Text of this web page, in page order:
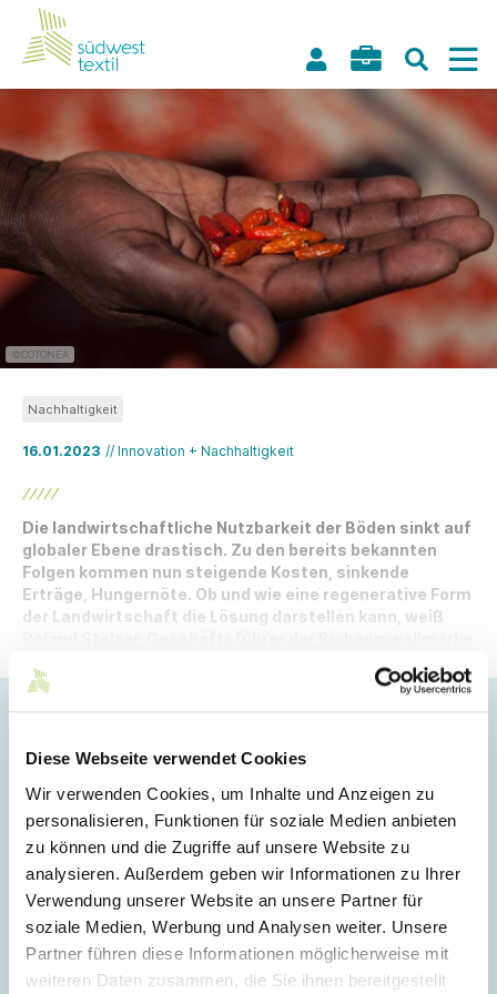
Diese Webseite verwendet Cookies
Wir verwenden Cookies, um Inhalte und Anzeigen zu
personalisieren, Funktionen für soziale Medien anbieten
zu können und die Zugriffe auf unsere Website zu
analysieren. Außerdem geben wir Informationen zu Ihrer
Verwendung unserer Website an unsere Partner für
soziale Medien, Werbung und Analysen weiter. Unsere
Partner führen diese Informationen möglicherweise mit
weiteren Daten zusammen, die Sie ihnen bereitgestellt
©COTONEA
16.01.2023 // Innovation + Nachhaltigkeit
Nachhaltigkeit
Die landwirtschaftliche Nutzbarkeit der Böden sinkt auf
globaler Ebene drastisch. Zu den bereits bekannten
Folgen kommen nun steigende Kosten, sinkende
Erträge, Hungernöte. Ob und wie eine regenerative Form
der Landwirtschaft die Lösung darstellen kann, weiß
Hoppla!
Dieser Artikel ist nur für Mitglieder sichtbar.
Login
E-Mail